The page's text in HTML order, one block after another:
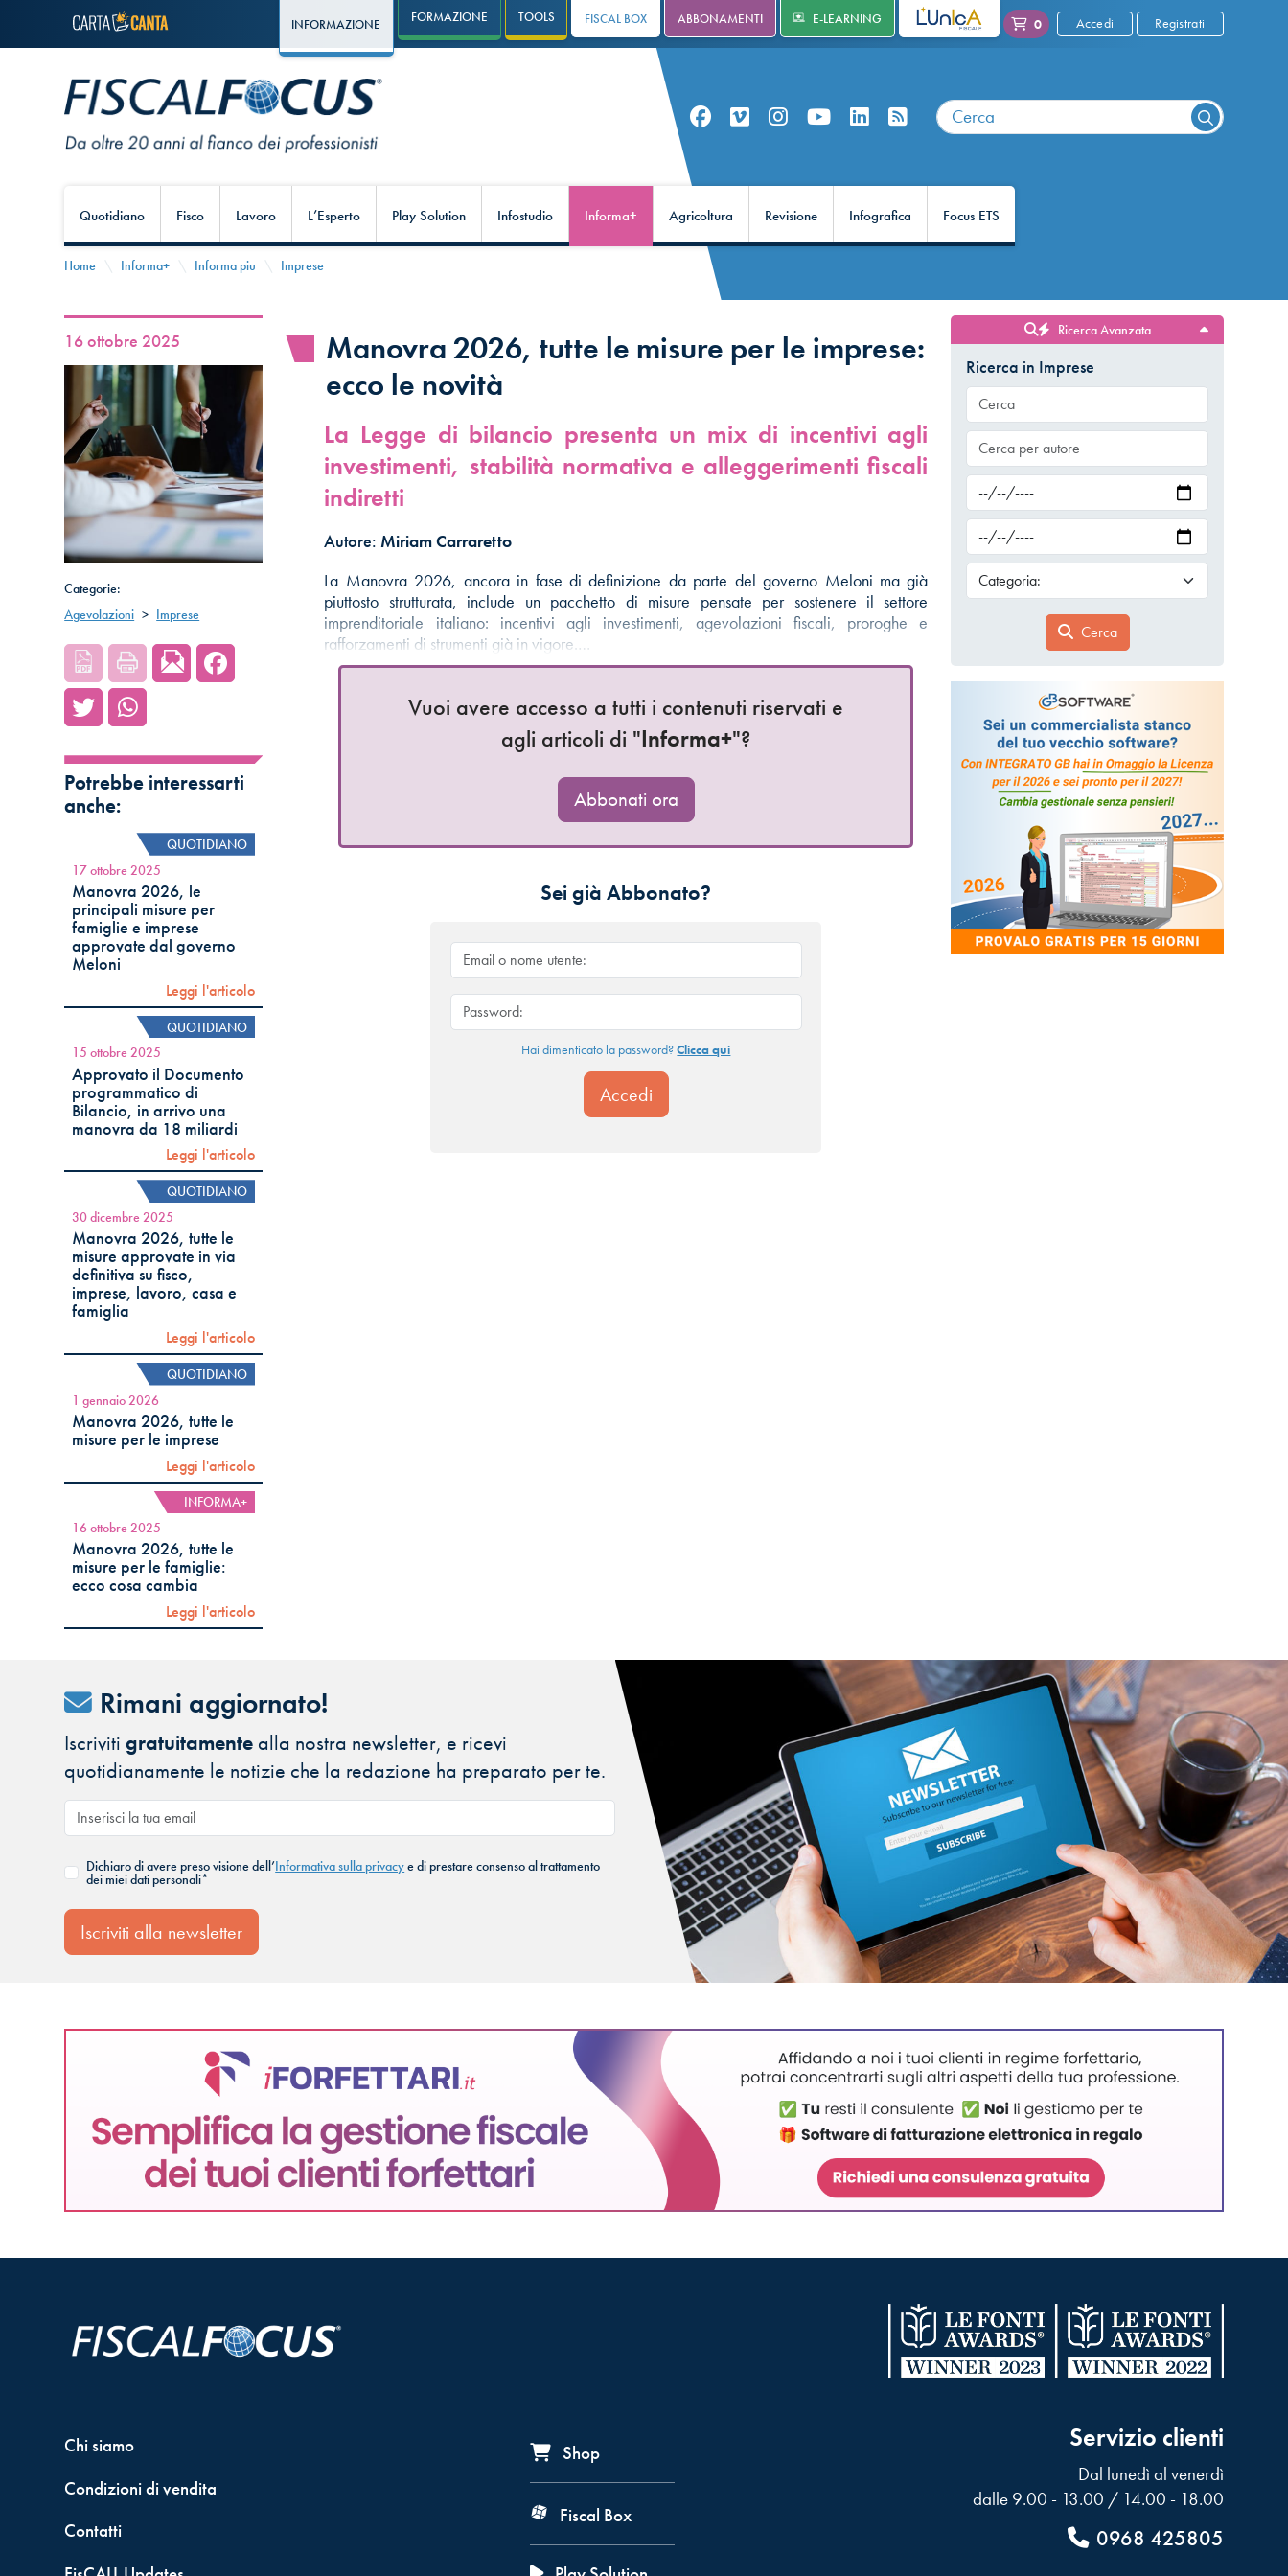
INFORMAZIONE FORMAZIONE TOOLS FISCAL BOX ABBONAMENTI E-LEARNING L'UNICA 0 Accedi Registrati
Quotidiano Fisco Lavoro L’Esperto Play Solution Infostudio Informa+ Agricoltura Revisione Infografica Focus ETS
Home Informa+ Informa piu Imprese
16 ottobre 2025
Categorie:
Agevolazioni > Imprese
Potrebbe interessarti
anche:
QUOTIDIANO
17 ottobre 2025
Manovra 2026, le
principali misure per
famiglie e imprese
approvate dal governo
Meloni
Leggi l'articolo
QUOTIDIANO
15 ottobre 2025
Approvato il Documento
programmatico di
Bilancio, in arrivo una
manovra da 18 miliardi
Leggi l'articolo
QUOTIDIANO
30 dicembre 2025
Manovra 2026, tutte le
misure approvate in via
definitiva su fisco,
imprese, lavoro, casa e
famiglia
Leggi l'articolo
QUOTIDIANO
1 gennaio 2026
Manovra 2026, tutte le
misure per le imprese
Leggi l'articolo
INFORMA+
16 ottobre 2025
Manovra 2026, tutte le
misure per le famiglie:
ecco cosa cambia
Leggi l'articolo
Manovra 2026, tutte le misure per le imprese:
ecco le novità
La Legge di bilancio presenta un mix di incentivi agli
investimenti, stabilità normativa e alleggerimenti fiscali
indiretti
Autore:Miriam Carraretto
La Manovra 2026, ancora in fase di definizione da parte del governo Meloni ma già
piuttosto strutturata, include un pacchetto di misure pensate per sostenere il settore
imprenditoriale italiano: incentivi agli investimenti, agevolazioni fiscali, proroghe e
rafforzamenti di strumenti già in vigore.…
Vuoi avere accesso a tutti i contenuti riservati e
agli articoli di "Informa+"?
Abbonati ora
Sei già Abbonato?
Hai dimenticato la password?Clicca qui
Ricerca Avanzata
Ricerca in Imprese
Cerca
Rimani aggiornato!
Iscrivitigratuitamente alla nostra newsletter, e ricevi
quotidianamente le notizie che la redazione ha preparato per te.
Dichiaro di avere preso visione dell’Informativa sulla privacye di prestare consenso al trattamento
dei miei dati personali*
Iscriviti alla newsletter
Chi siamo
Condizioni di vendita
Contatti
Shop
Fiscal Box
Servizio clienti
Dal lunedì al venerdì
dalle 9.00 - 13.00 / 14.00 - 18.00
0968 425805